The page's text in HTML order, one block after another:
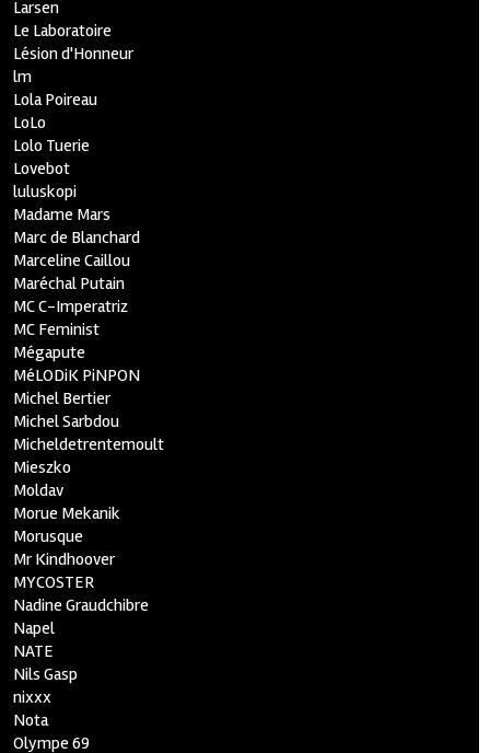
Larsen
Le Laboratoire
Lésion d'Honneur
lm
Lola Poireau
LoLo
Lolo Tuerie
Lovebot
luluskopi
Madame Mars
Marc de Blanchard
Marceline Caillou
Maréchal Putain
MC C-Imperatriz
MC Feminist
Mégapute
MéLODiK PiNPON
Michel Bertier
Michel Sarbdou
Micheldetrentemoult
Mieszko
Moldav
Morue Mekanik
Morusque
Mr Kindhoover
MYCOSTER
Nadine Graudchibre
Napel
NATE
Nils Gasp
nixxx
Nota
Olympe 69